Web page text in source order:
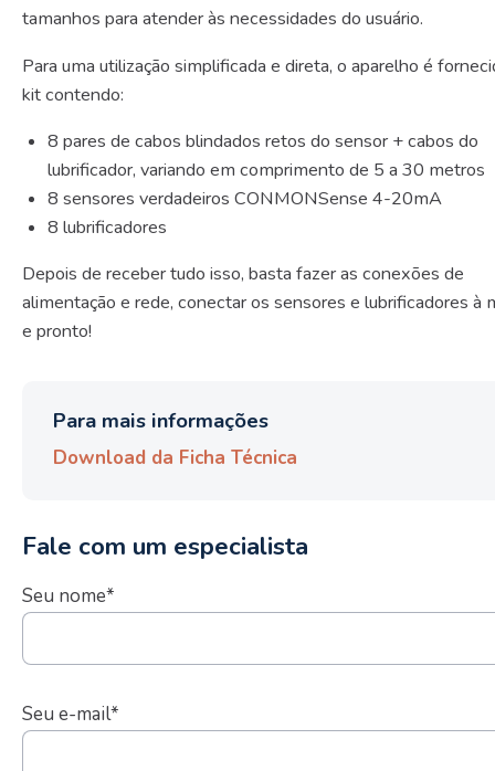
tamanhos para atender às necessidades do usuário.
Para uma utilização simplificada e direta, o aparelho é
kit contendo:
8 pares de cabos blindados retos do sensor + cabos do
lubrificador, variando em comprimento de 5 a 30 metros
8 sensores verdadeiros CONMONSense 4-20mA
8 lubrificadores
Depois de receber tudo isso, basta fazer as conexões de
alimentação e rede, conectar os sensores e lubrificadores à
e pronto!
Para mais informações
Download da Ficha Técnica
Fale com um especialista
Seu nome*
Seu e-mail*